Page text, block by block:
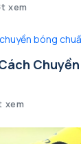
xem
xem